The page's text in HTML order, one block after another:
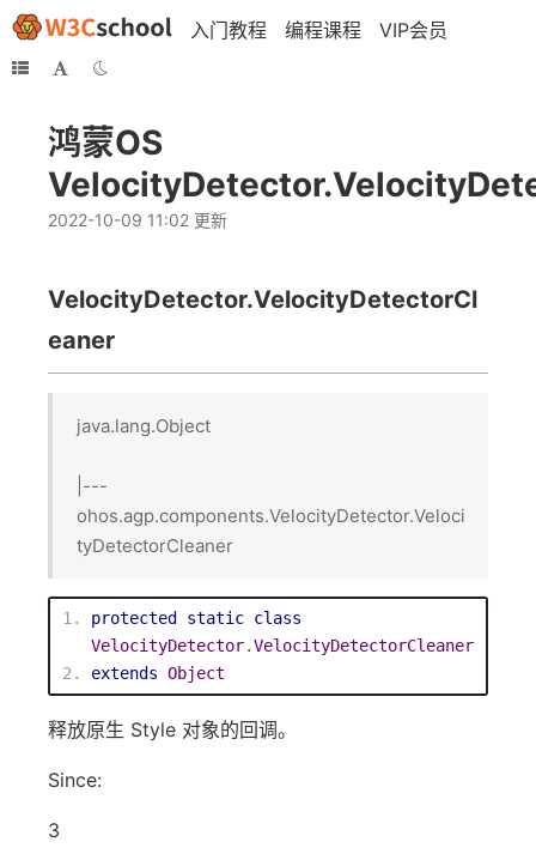
入门教程 编程课程 VIP会员
鸿蒙OS
2022-10-09 11:02 更新
VelocityDetector.VelocityDetectorCl
eaner
java.lang.Object
|---
ohos.agp.components.VelocityDetector.Veloci
tyDetectorCleaner
protected static class
VelocityDetector.VelocityDetectorCleaner
extends Object
释放原生 Style 对象的回调。
Since:
3